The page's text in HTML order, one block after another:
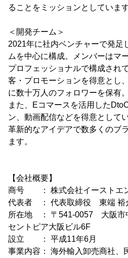
ることをミッションとしています
＜開発チーム＞
2021年に社内ベンチャーで発足
ムを中心に構成。メンバーはマ
プロフェッショナルで構成され
客・プロモーションを得意とし
に数十万人のフォロワーを保有。
また、Eコマースを活用した
ン、動画配信などを得意としてい
革新的なアイデアで数多くのブ
ます。
【会社概要】
商号 ： 株式会社イーストエ
代表者 ： 代表取締役 東端 裕
所在地 ： 〒541-0057 大阪市
セントピア大阪ビル6F
設立 ： 平成11年6月
事業内容： 海外輸入卸売商社、